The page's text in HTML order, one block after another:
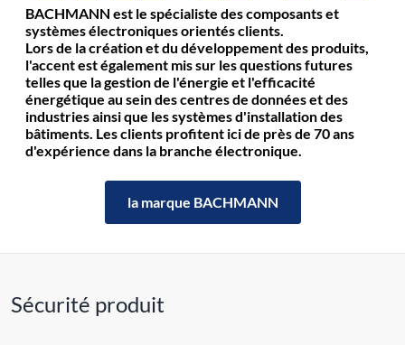
BACHMANN est le spécialiste des composants et
systèmes électroniques orientés clients.
Lors de la création et du développement des produits,
l'accent est également mis sur les questions futures
telles que la gestion de l'énergie et l'efficacité
énergétique au sein des centres de données et des
industries ainsi que les systèmes d'installation des
bâtiments. Les clients profitent ici de près de 70 ans
d'expérience dans la branche électronique.
la marque BACHMANN
Sécurité produit